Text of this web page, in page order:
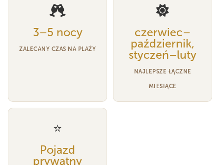
3–5 nocy
ZALECANY CZAS NA PLAŻY
czerwiec–
październik,
styczeń–luty
NAJLEPSZE ŁĄCZNE
MIESIĄCE
⭐
Pojazd
prywatny